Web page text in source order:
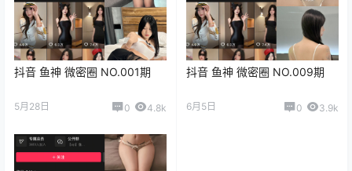
抖音 鱼神 微密圈 NO.001期
5月28日 0 4.8k
抖音 鱼神 微密圈 NO.009期
6月5日 0 3.9k